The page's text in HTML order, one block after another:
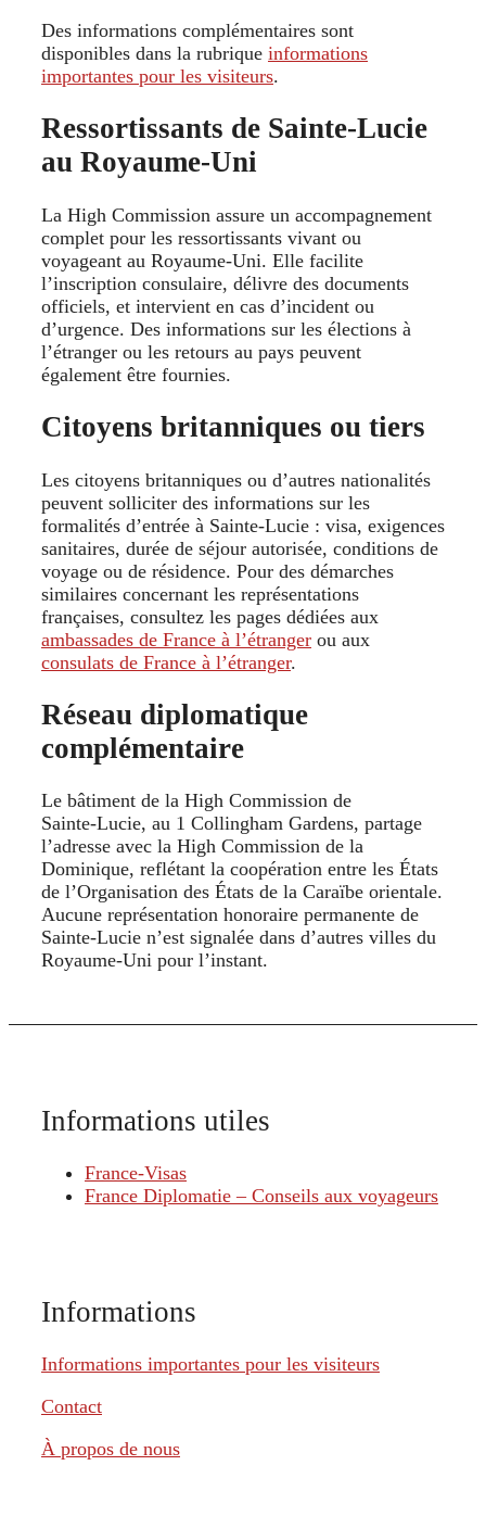
Des informations complémentaires sont
disponibles dans la rubrique informations
importantes pour les visiteurs.
Ressortissants de Sainte‑Lucie
au Royaume‑Uni
La High Commission assure un accompagnement
complet pour les ressortissants vivant ou
voyageant au Royaume‑Uni. Elle facilite
l’inscription consulaire, délivre des documents
officiels, et intervient en cas d’incident ou
d’urgence. Des informations sur les élections à
l’étranger ou les retours au pays peuvent
également être fournies.
Citoyens britanniques ou tiers
Les citoyens britanniques ou d’autres nationalités
peuvent solliciter des informations sur les
formalités d’entrée à Sainte‑Lucie : visa, exigences
sanitaires, durée de séjour autorisée, conditions de
voyage ou de résidence. Pour des démarches
similaires concernant les représentations
françaises, consultez les pages dédiées aux
ambassades de France à l’étranger ou aux
consulats de France à l’étranger.
Réseau diplomatique
complémentaire
Le bâtiment de la High Commission de
Sainte‑Lucie, au 1 Collingham Gardens, partage
l’adresse avec la High Commission de la
Dominique, reflétant la coopération entre les États
de l’Organisation des États de la Caraïbe orientale.
Aucune représentation honoraire permanente de
Sainte‑Lucie n’est signalée dans d’autres villes du
Royaume‑Uni pour l’instant.
Informations utiles
France-Visas
France Diplomatie – Conseils aux voyageurs
Informations
Informations importantes pour les visiteurs
Contact
À propos de nous